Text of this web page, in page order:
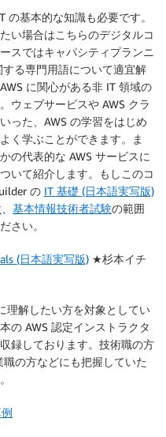
の基本的な知識も必要です。
い場合はこちらのデジタルコ
スではキャパシティプランニ
る専門用語について適宜解
に関心がある非 IT 領域の
ウェブサービスや AWS クラ
った、AWS の学習をはじめ
く学ぶことができます。ま
の代表的な AWS サービスに
いて紹介します。もしこのコ
の IT 基礎 (日本語実写版)
基本情報技術者試験の範囲
さい。
(日本語実写版) ★杉本イチ
理解したい方を対象としてい
の AWS 認定インストラクタ
録しております。技術職の方
の方などにも把握していた